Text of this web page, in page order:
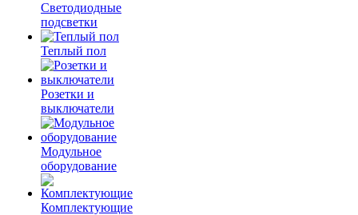
Светодиодные
подсветки
Теплый пол
Розетки и
выключатели
Модульное
оборудование
Комплектующие